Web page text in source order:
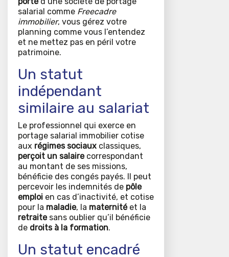
salarial comme Freecadre
immobilier, vous gérez votre
planning comme vous l’entendez
et ne mettez pas en péril votre
patrimoine.
Un statut
indépendant
similaire au salariat
Le professionnel qui exerce en
portage salarial immobilier cotise
aux régimes sociaux classiques,
perçoit un salairecorrespondant
au montant de ses missions,
bénéficie des congés payés. Il peut
percevoir les indemnités de pôle
emploi en cas d’inactivité, et cotise
pour la maladie, la maternitéet la
retraitesans oublier qu’il bénéficie
de droits à la formation.
Un statut encadré